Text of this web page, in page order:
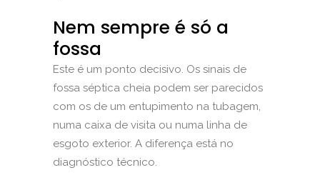
Nem sempre é só a
fossa
Este é um ponto decisivo. Os sinais de
fossa séptica cheia podem ser parecidos
com os de um entupimento na tubagem,
numa caixa de visita ou numa linha de
esgoto exterior. A diferença está no
diagnóstico técnico.